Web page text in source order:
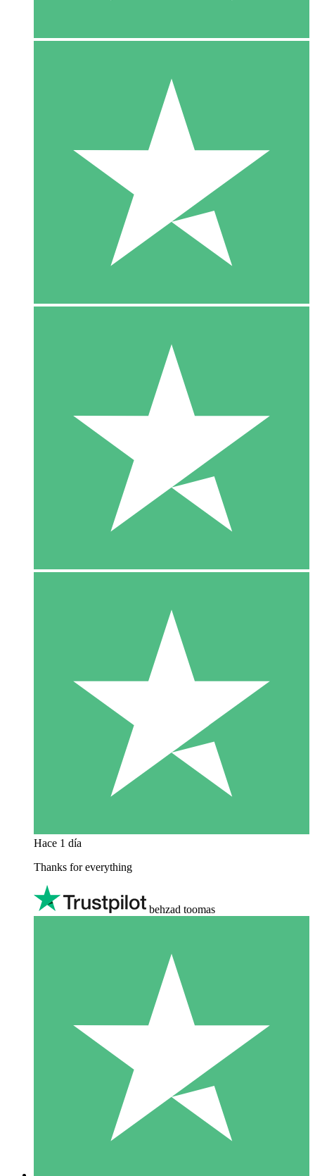
Hace 1 día
Thanks for everything
behzad toomas